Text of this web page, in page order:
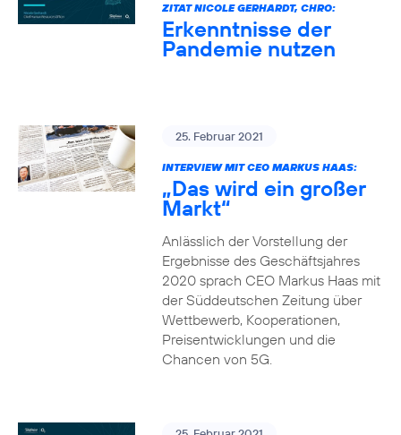
ZITAT NICOLE GERHARDT, CHRO:
Erkenntnisse der
Pandemie nutzen
25. Februar 2021
INTERVIEW MIT CEO MARKUS HAAS:
„Das wird ein großer
Markt“
Anlässlich der Vorstellung der
Ergebnisse des Geschäftsjahres
2020 sprach CEO Markus Haas mit
der Süddeutschen Zeitung über
Wettbewerb, Kooperationen,
Preisentwicklungen und die
Chancen von 5G.